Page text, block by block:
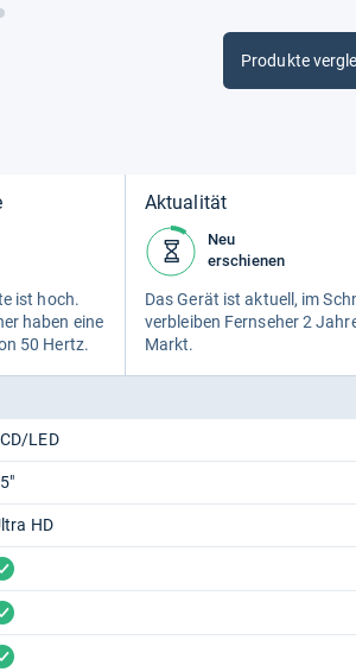
Produkte
ist hoch.
haben eine
50 Hertz.
Aktualität
Neu
erschienen
Das Gerät ist aktu­ell, im
ver­blei­ben Fern­se­her 2
Markt.
LED
HD